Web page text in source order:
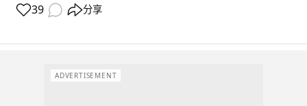
39 分享
ADVERTISEMENT